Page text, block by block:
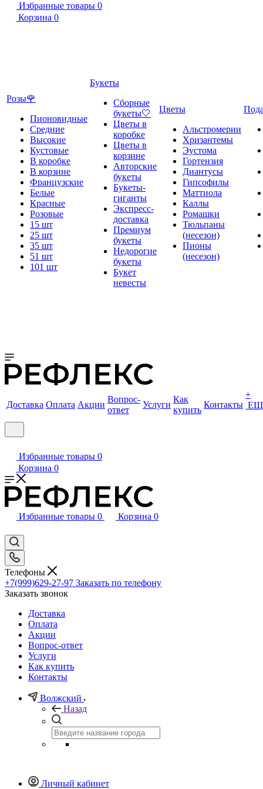
Избранные товары 0
Корзина 0
Розы🌹
Пионовидные
Средние
Высокие
Кустовые
В коробке
В корзине
Французские
Белые
Красные
Розовые
15 шт
25 шт
35 шт
51 шт
101 шт
Букеты
Сборные
букеты🤍
Цветы в
коробке
Цветы в
корзине
Авторские
букеты
Букеты-
гиганты
Экспресс-
доставка
Премиум
букеты
Недорогие
букеты
Букет
невесты
Цветы
Альстромерии
Хризантемы
Эустома
Гортензия
Диантусы
Гипсофилы
Маттиола
Каллы
Ромашки
Тюльпаны
(несезон)
Пионы
(несезон)
Доставка Оплата Акции
Вопрос-
ответ
Услуги
Как
купить
Контакты
+
Избранные товары 0
Корзина 0
Избранные товары 0 Корзина 0
Телефоны
+7(999)629-27-97 Заказать по телефону
Заказать звонок
Доставка
Оплата
Акции
Вопрос-ответ
Услуги
Как купить
Контакты
Волжский
Назад
Личный кабинет